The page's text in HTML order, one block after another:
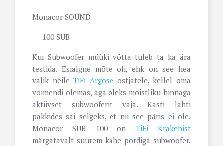
Monacor SOUND
100 SUB
Kui Subwoofer müüki võtta tuleb ta ka ära
testida. Esialgne mõte oli, ehk on see hea
valik neileTiFi Argose ostjatele, kellel oma
võimendi olemas, aga oleks mõistliku hinnaga
aktiivset subwooferit vaja. Kasti lahti
pakkides sai selgeks, et nii see päris ei ole.
Monacor SUB 100 on TiFi Krakenist
märgatavalt suurem kahe pordiga subwoofer.